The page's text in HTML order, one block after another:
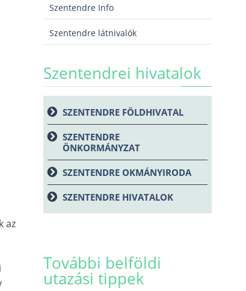
az
Szentendre Info
Szentendre látnivalók
Szentendrei hivatalok
SZENTENDRE FÖLDHIVATAL
SZENTENDRE
ÖNKORMÁNYZAT
SZENTENDRE OKMÁNYIRODA
SZENTENDRE HIVATALOK
További belföldi
utazási tippek